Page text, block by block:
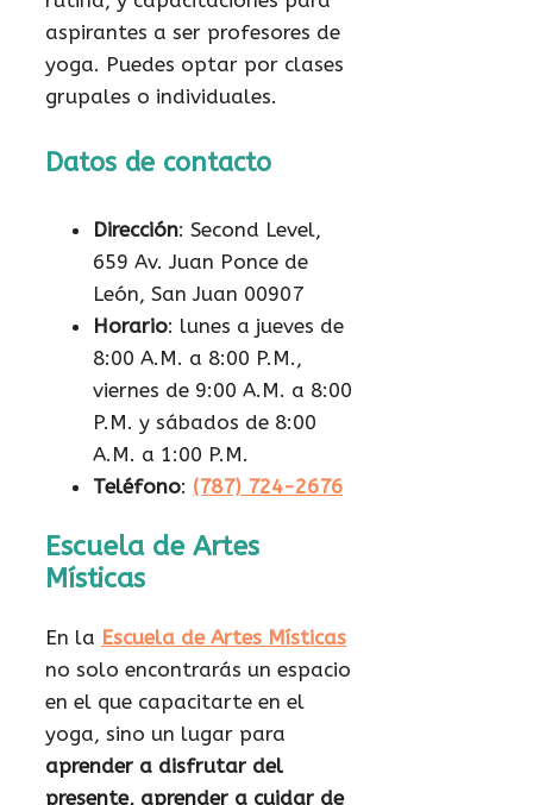
aspirantes a ser profesores de
yoga. Puedes optar por clases
grupales o individuales.
Datos de contacto
Dirección: Second Level,
659 Av. Juan Ponce de
León, San Juan 00907
Horario: lunes a jueves de
8:00 A.M. a 8:00 P.M.,
viernes de 9:00 A.M. a 8:00
P.M. y sábados de 8:00
A.M. a 1:00 P.M.
Teléfono: (787) 724-2676
Escuela de Artes
Místicas
En la Escuela de Artes Místicas
no solo encontrarás un espacio
en el que capacitarte en el
yoga, sino un lugar para
aprender a disfrutar del
presente, aprender a cuidar de